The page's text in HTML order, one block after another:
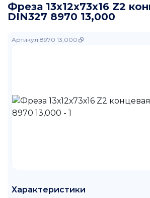
Фреза 13х12х73х16 Z2
DIN327 8970 13,000
Артикул:8970 13,000
Характеристики